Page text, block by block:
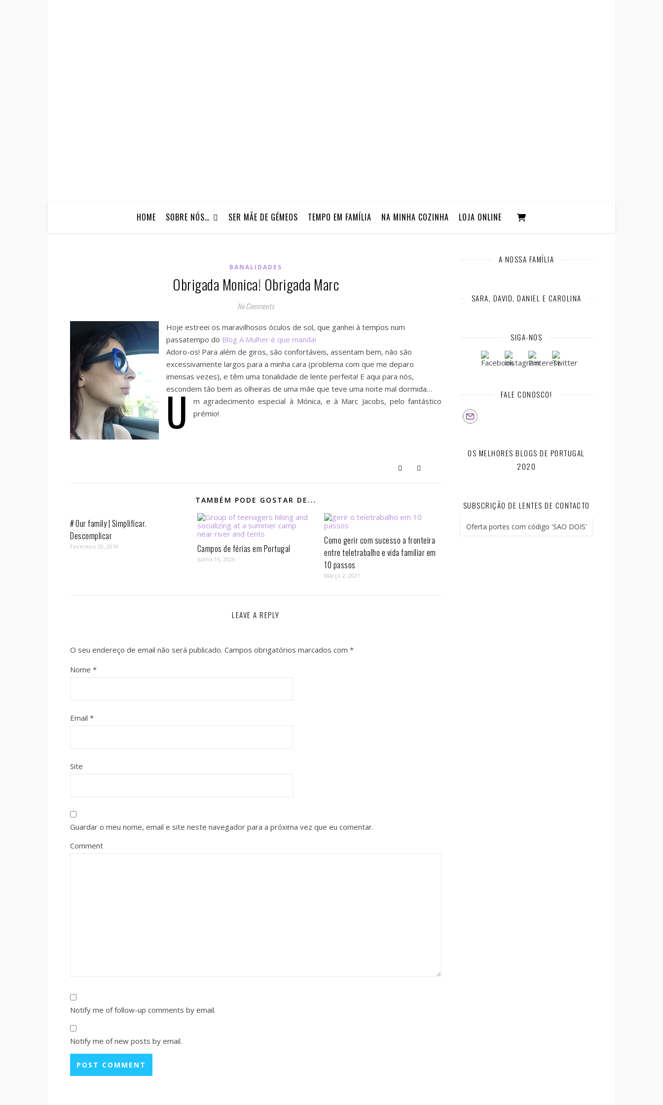
HOME SOBRE NÓS… SER MÃE DE GÉMEOS TEMPO EM FAMÍLIA NA MINHA COZINHA LOJA ONLINE
BANALIDADES
Obrigada Monica! Obrigada Marc
No Comments
Hoje estreei os maravilhosos óculos de sol, que ganhei à tempos num
passatempo do Blog A Mulher é que manda!
Adoro-os! Para além de giros, são confortáveis, assentam bem, não são
excessivamente largos para a minha cara (problema com que me deparo
imensas vezes), e têm uma tonalidade de lente perfeita! E aqui para nós,
escondem tão bem as olheiras de uma mãe que teve uma noite mal dormida…
U m agradecimento especial à Mónica, e à Marc Jacobs, pelo fantástico
prémio!
TAMBÉM PODE GOSTAR DE...
# Our family | Simplificar.
Descomplicar
Fevereiro 20, 2019 Campos de férias em Portugal
Junho 15, 2026
Como gerir com sucesso a fronteira
entre teletrabalho e vida familiar em
10 passos⁣
Março 2, 2021
LEAVE A REPLY
O seu endereço de email não será publicado. Campos obrigatórios marcados com *
Nome *
Email *
Site
Guardar o meu nome, email e site neste navegador para a próxima vez que eu comentar.
Comment
Notify me of follow-up comments by email.
Notify me of new posts by email.
A NOSSA FAMÍLIA
SARA, DAVID, DANIEL E CAROLINA
SIGA-NOS
FALE CONOSCO!
OS MELHORES BLOGS DE PORTUGAL
2020
SUBSCRIÇÃO DE LENTES DE CONTACTO
Oferta portes com código 'SAO DOIS'